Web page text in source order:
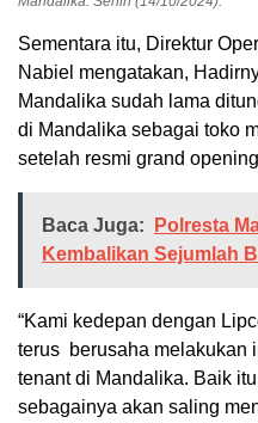
Sementara itu, Direktur
Nabiel mengatakan,
Mandalika sudah lama
di Mandalika sebagai toko
setelah resmi grand
Baca Juga:
Polresta
Kembalikan Sejumlah
“Kami kedepan dengan
terus berusaha melakukan
tenant di Mandalika. Baik
sebagainya akan saling